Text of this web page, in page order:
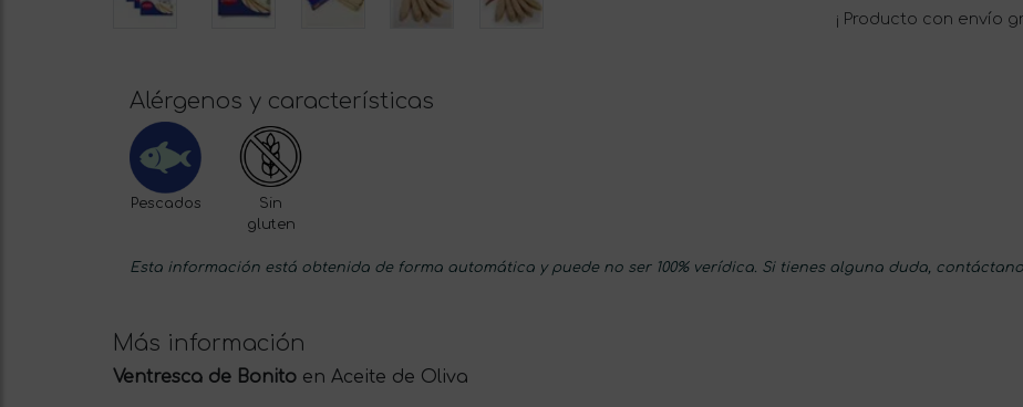
¡ Producto con envío
Alérgenos y características
Pescados
Sin
gluten
Esta información está obtenida de forma automática y puede no ser 100% verídica. Si tienes alguna duda,
Más información
Ventresca de Bonito en Aceite de Oliva